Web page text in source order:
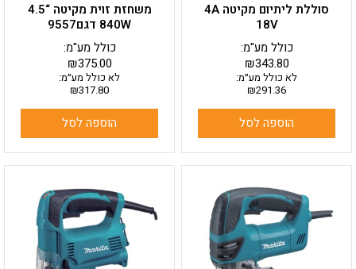
סוללת ליתיום מקיטה 4A
18V
₪343.80
כולל מע"מ:
לא כולל מע״מ:
₪291.36
הוספה לסל
משחזת זוית מקיטה “4.5
840W דגם9557
₪375.00
כולל מע"מ:
לא כולל מע״מ:
₪317.80
הוספה לסל